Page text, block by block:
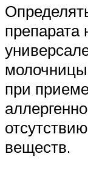
препарата
при
веществ.